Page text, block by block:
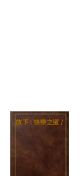
放下 : 快樂之道 /